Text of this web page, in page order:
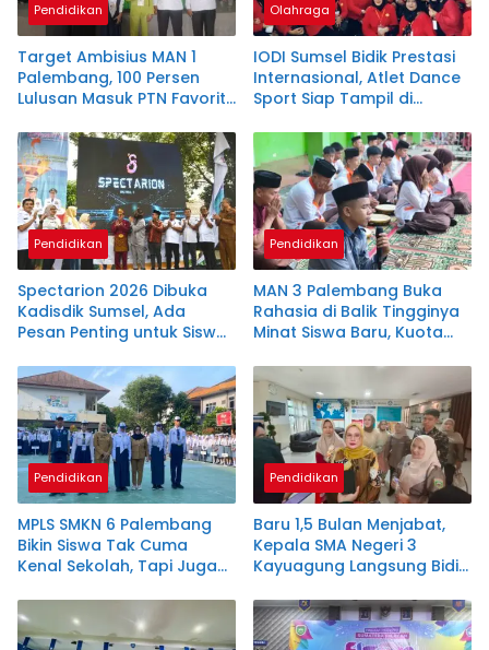
Pendidikan
Target Ambisius MAN 1
Palembang, 100 Persen
Lulusan Masuk PTN Favorit
Mancanegara
Olahraga
IODI Sumsel Bidik Prestasi
Internasional, Atlet Dance
Sport Siap Tampil di
Pendidikan
Spectarion 2026 Dibuka
Kadisdik Sumsel, Ada
Pesan Penting untuk Siswa
Pendidikan
MAN 3 Palembang Buka
Rahasia di Balik Tingginya
Minat Siswa Baru, Kuota
Pendidikan
MPLS SMKN 6 Palembang
Bikin Siswa Tak Cuma
Kenal Sekolah, Tapi Juga
Pendidikan
Baru 1,5 Bulan Menjabat,
Kepala SMA Negeri 3
Kayuagung Langsung Bidik